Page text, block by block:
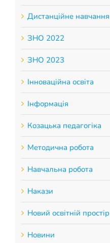
Дистанційне навчання
ЗНО 2022
ЗНО 2023
Інноваційна освіта
Інформація
Козацька педагогіка
Методична робота
Навчальна робота
Накази
Новий освітній простір
Новини